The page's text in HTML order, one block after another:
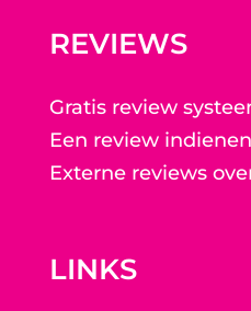
REVIEWS
Gratis review
Een review
Externe reviews
LINKS